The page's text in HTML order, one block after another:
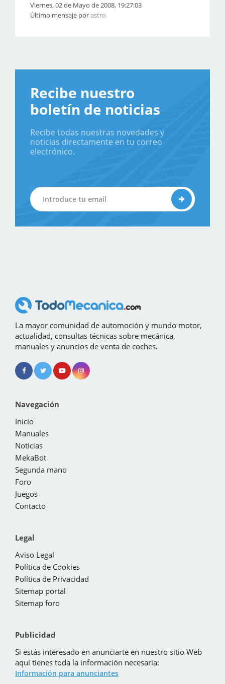
Viernes, 02 de Mayo de 2008, 19:27:03
Último mensaje porastro
Recibe nuestro
boletín de noticias
Recibe todas nuestras novedades y
noticias directamente en tu correo
electrónico.
La mayor comunidad de automoción y mundo motor,
actualidad, consultas técnicas sobre mecánica,
manuales y anuncios de venta de coches.
Navegación
Inicio
Manuales
Noticias
MekaBot
Segunda mano
Foro
Juegos
Contacto
Legal
Aviso Legal
Política de Cookies
Política de Privacidad
Sitemap portal
Sitemap foro
Publicidad
Si estás interesado en anunciarte en nuestro sitio Web
aquí tienes toda la información necesaria:
Información para anunciantes